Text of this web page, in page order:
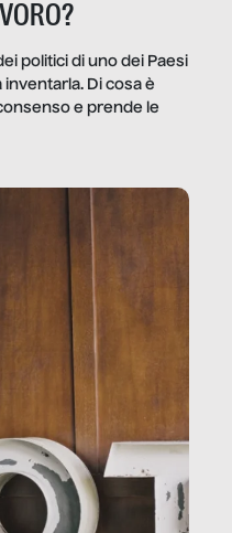
politici di uno dei Paesi
Di cosa è
e prende le